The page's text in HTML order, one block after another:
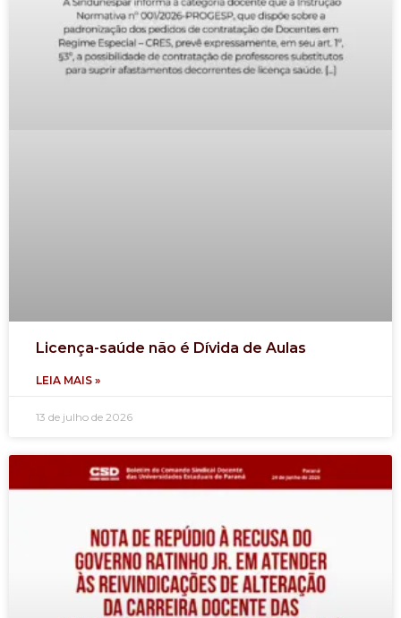
Licença-saúde não é Dívida de Aulas
LEIA MAIS »
13 de julho de 2026